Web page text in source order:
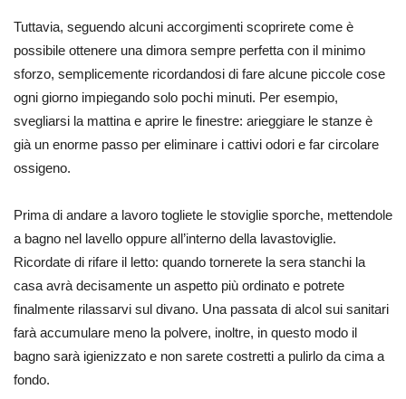
Tuttavia, seguendo alcuni accorgimenti scoprirete come è
possibile ottenere una dimora sempre perfetta con il minimo
sforzo, semplicemente ricordandosi di fare alcune piccole cose
ogni giorno impiegando solo pochi minuti. Per esempio,
svegliarsi la mattina e aprire le finestre: arieggiare le stanze è
già un enorme passo per eliminare i cattivi odori e far circolare
ossigeno.
Prima di andare a lavoro togliete le stoviglie sporche, mettendole
a bagno nel lavello oppure all’interno della lavastoviglie.
Ricordate di rifare il letto: quando tornerete la sera stanchi la
casa avrà decisamente un aspetto più ordinato e potrete
finalmente rilassarvi sul divano. Una passata di alcol sui sanitari
farà accumulare meno la polvere, inoltre, in questo modo il
bagno sarà igienizzato e non sarete costretti a pulirlo da cima a
fondo.